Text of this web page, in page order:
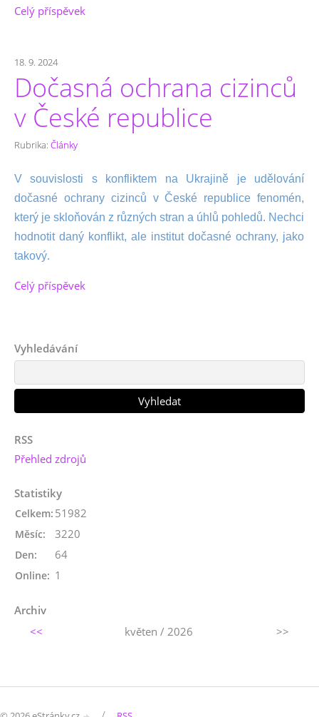
Celý příspěvek
18. 9. 2024
Dočasná ochrana cizinců
v České republice
Rubrika: Články
V souvislosti s konfliktem na Ukrajině je udělování
dočasné ochrany cizinců v České republice fenomén,
který je skloňován z různých stran a úhlů pohledů. Nechci
hodnotit daný konflikt, ale institut dočasné ochrany, jako
takový.
Celý příspěvek
Vyhledávání
RSS
Přehled zdrojů
Statistiky
Online: 1
Celkem: 51982
Měsíc: 3220
Den: 64
Archiv
<<
květen / 2026 >>